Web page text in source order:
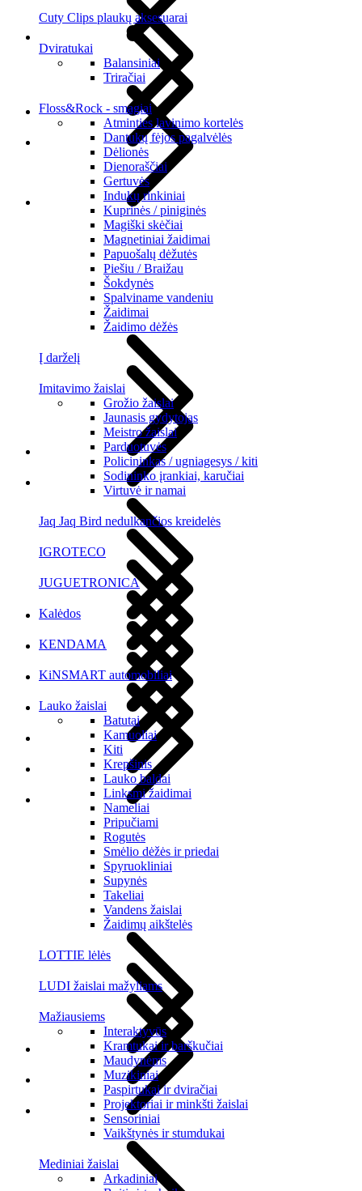
Cuty Clips plaukų aksesuarai
Dviratukai
Balansiniai
Triračiai
Floss&Rock - smagiai
Atminties lavinimo kortelės
Dantukų fėjos pagalvėlės
Dėlionės
Dienoraščiai
Gertuvės
Indukų rinkiniai
Kuprinės / piniginės
Magiški skėčiai
Magnetiniai žaidimai
Papuošalų dėžutės
Piešiu / Braižau
Šokdynės
Spalviname vandeniu
Žaidimai
Žaidimo dėžės
Į darželį
Imitavimo žaislai
Grožio žaislai
Jaunasis gydytojas
Meistro žaislai
Parduotuvės
Policininkas / ugniagesys / kiti
Sodininko įrankiai, karučiai
Virtuvė ir namai
Jaq Jaq Bird nedulkančios kreidelės
IGROTECO
JUGUETRONICA
Kalėdos
KENDAMA
KiNSMART automobiliai
Lauko žaislai
Batutai
Kamuoliai
Kiti
Krepšinis
Lauko baldai
Linksmi žaidimai
Nameliai
Pripučiami
Rogutės
Smėlio dėžės ir priedai
Spyruokliniai
Supynės
Takeliai
Vandens žaislai
Žaidimų aikštelės
LOTTIE lėlės
LUDI žaislai mažyliams
Mažiausiems
Interaktyvūs
Kramtukai ir barškučiai
Maudynėms
Muzikiniai
Paspirtukai ir dviračiai
Projektoriai ir minkšti žaislai
Sensoriniai
Vaikštynės ir stumdukai
Mediniai žaislai
Arkadiniai